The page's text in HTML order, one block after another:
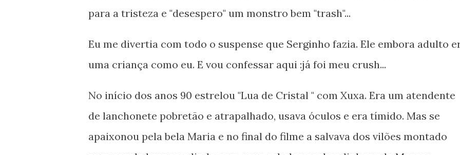
para a tristeza e "desespero" um monstro bem "trash"...
Eu me divertia com todo o suspense que Serginho fazia. Ele embora adulto
uma criança como eu. E vou confessar aqui :já foi meu crush...
No início dos anos 90 estrelou "Lua de Cristal " com Xuxa. Era um atendente
de lanchonete pobretão e atrapalhado, usava óculos e era tímido. Mas se
apaixonou pela bela Maria e no final do filme a salvava dos vilões montado